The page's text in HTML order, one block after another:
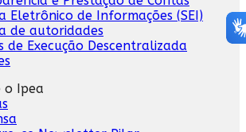
Eletrônico de Informações (SEI)
de autoridades
de Execução Descentralizada
o Ipea